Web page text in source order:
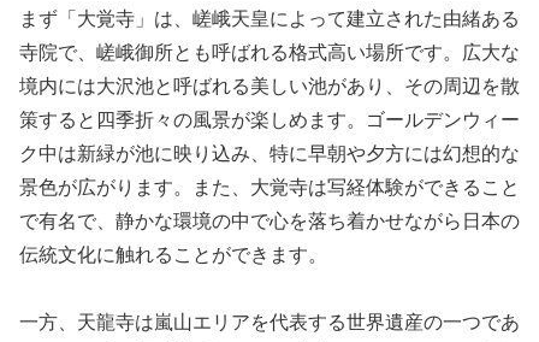
まず「大覚寺」は、嵯峨天皇によって建立された由緒ある
寺院で、嵯峨御所とも呼ばれる格式高い場所です。広大な
境内には大沢池と呼ばれる美しい池があり、その周辺を散
策すると四季折々の風景が楽しめます。ゴールデンウィー
ク中は新緑が池に映り込み、特に早朝や夕方には幻想的な
景色が広がります。また、大覚寺は写経体験ができること
で有名で、静かな環境の中で心を落ち着かせながら日本の
伝統文化に触れることができます。
一方、天龍寺は嵐山エリアを代表する世界遺産の一つであ